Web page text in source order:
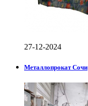
27-12-2024
Металлопрокат Сочи